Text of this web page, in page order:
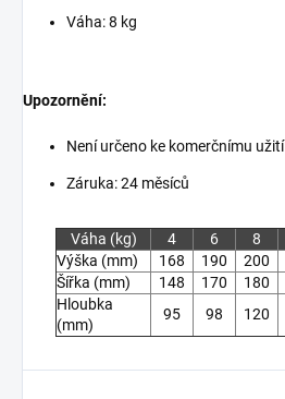
Váha: 8 kg
Upozornění:
Není určeno ke komerčnímu užití
Záruka: 24 měsíců
Váha (kg) 4 6 8
Výška (mm)
168 190 200
Šířka (mm)
148 170 180
Hloubka
(mm)
95 98 120